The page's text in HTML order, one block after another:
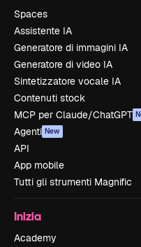
Spaces
Assistente IA
Generatore di immagini IA
Generatore di video IA
Sintetizzatore vocale IA
Contenuti stock
MCP per Claude/ChatGPT
Agenti New
API
App mobile
Tutti gli strumenti Magnific
Inizia
Academy